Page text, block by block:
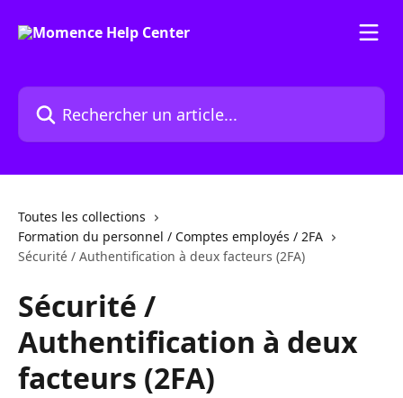
Rechercher un article...
Toutes les collections
Formation du personnel / Comptes employés / 2FA
Sécurité / Authentification à deux facteurs (2FA)
Sécurité /
Authentification à deux
facteurs (2FA)